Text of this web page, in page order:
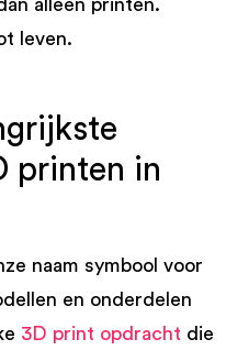
alleen printen.
leven.
printen in
naam symbool voor
en onderdelen
3D print opdracht die